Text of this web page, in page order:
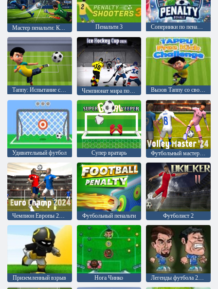
Мастер пенальти: Кубок мира по футболу 2026 Пенальти 3 Соперники по пенальти
Таппу: Испытание со свободным ударом Чемпионат мира по хоккею 2024 года Вызов Таппу со свободным ударом
Удивительный футбол Супер вратарь Футбольный мастер '24
Чемпион Европы 2024 Футбольный пенальти Футболист 2
Приземленный взрыв Нога Чинко Легенды футбола 2016